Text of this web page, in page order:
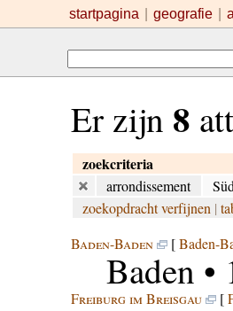
startpagina geografie
Er zijn 8
zoekcriteria
arrondissement
zoekopdracht verfijnen |
Baden-Baden
[Baden-
Baden •
Freiburg im Breisgau [